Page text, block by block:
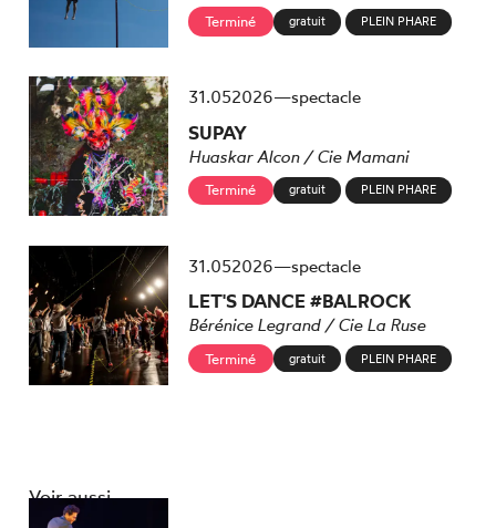
Terminé gratuit PLEIN PHARE
31.mai
052026—spectacle
SUPAY
Huaskar Alcon / Cie Mamani
Terminé gratuit PLEIN PHARE
31.mai
052026—spectacle
LET'S DANCE #BALROCK
Bérénice Legrand / Cie La Ruse
Terminé gratuit PLEIN PHARE
Voir aussi